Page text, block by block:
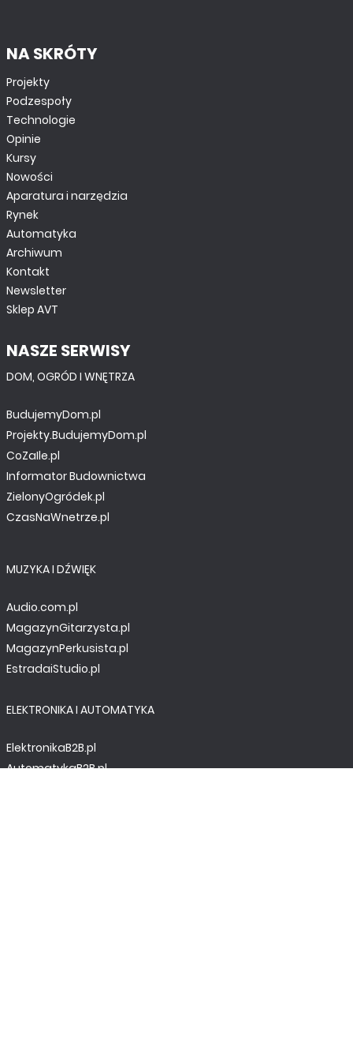
NA SKRÓTY
Projekty
Podzespoły
Technologie
Opinie
Kursy
Nowości
Aparatura i narzędzia
Rynek
Automatyka
Archiwum
Kontakt
Newsletter
Sklep AVT
NASZE SERWISY
DOM, OGRÓD I WNĘTRZA
BudujemyDom.pl
Projekty.BudujemyDom.pl
CoZaIle.pl
Informator Budownictwa
ZielonyOgródek.pl
CzasNaWnetrze.pl
MUZYKA I DŹWIĘK
Audio.com.pl
MagazynGitarzysta.pl
MagazynPerkusista.pl
EstradaiStudio.pl
ELEKTRONIKA I AUTOMATYKA
ElektronikaB2B.pl
AutomatykaB2B.pl